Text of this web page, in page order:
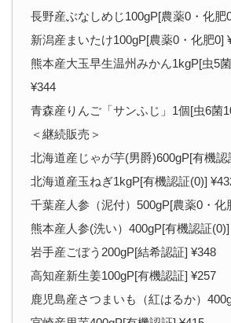
長野産ぶなしめじ100gP[農薬0・化肥
新潟産まいたけ100gP[農薬0・化肥0]
熊本産大玉早生温州みかん1kgP[虫5
¥344
青森産りんご「サンふじ」1個[虫6菌
＜継続販売＞
北海道産じゃが芋(男爵)600gP[有機認
北海道産玉ねぎ1kgP[有機認証(0)]
千葉産人参（泥付）500gP[農薬0・化
熊本産人参(洗い）400gP[有機認証(0)]
岩手産ごぼう200gP[結希認証] ¥348
高知産新生姜100gP[有機認証] ¥257
鹿児島産さつまいも（紅はるか）